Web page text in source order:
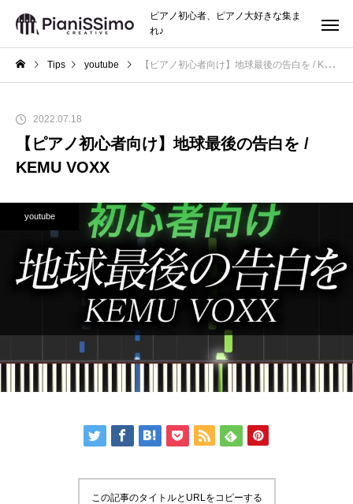
ピアノ初心者、ピアノ大好きな集ま
れ♪
Tips youtube 【ピアノ初心者向け】地球最後の告白を / KEMU VOXX
2022.07.18
【ピアノ初心者向け】地球最後の告白を /
KEMU VOXX
youtube
この記事のタイトルとURLをコピーする